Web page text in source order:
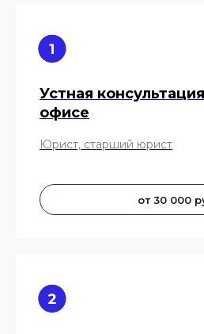
Устная
офисе
Юрист, старший юрист
от 30 000